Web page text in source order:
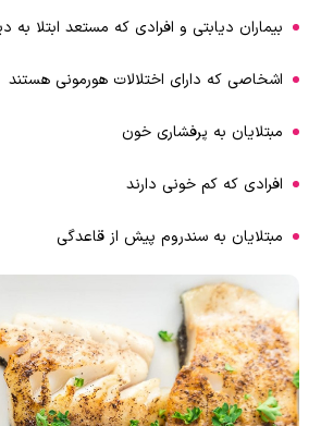
بیماران دیابتی و افرادی که مستعد ابتلا به دیابت
اشخاصی که دارای اختلالات هورمونی هستند
مبتلایان به پرفشاری خون
افرادی که کم خونی دارند
مبتلایان به سندروم پیش از قاعدگی